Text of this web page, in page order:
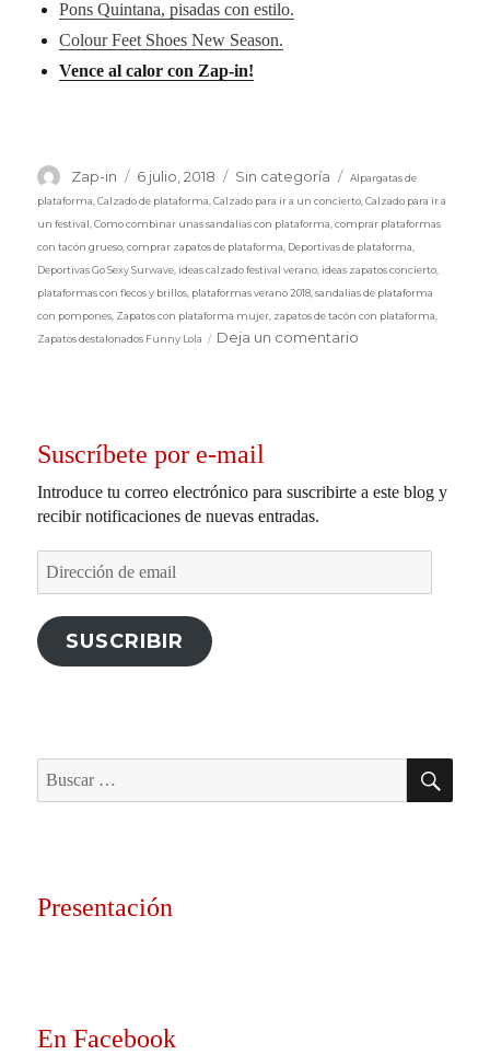
Pons Quintana, pisadas con estilo.
Colour Feet Shoes New Season.
Vence al calor con Zap-in!
Autor
Zap-in
Publicado
el
6 julio, 2018 Categorías
Sin categoría Etiquetas
Alpargatas de
plataforma,Calzado de plataforma,Calzado para ir a un concierto,Calzado para ir a
un festival,Como combinar unas sandalias con plataforma,comprar plataformas
con tacón grueso,comprar zapatos de plataforma, Deportivas de plataforma,
Deportivas Go Sexy Surwave, ideas calzado festival verano, ideas zapatos concierto,
plataformas con flecos y brillos, plataformas verano 2018,sandalias de plataforma
con pompones, Zapatos con plataforma mujer, zapatos de tacón con plataforma,
Zapatos destalonados Funny Lola
Deja un comentario
Suscríbete por e-mail
Introduce tu correo electrónico para suscribirte a este blog y
recibir notificaciones de nuevas entradas.
Dirección
SUSCRIBIR
Buscar
por:
Presentación
En Facebook